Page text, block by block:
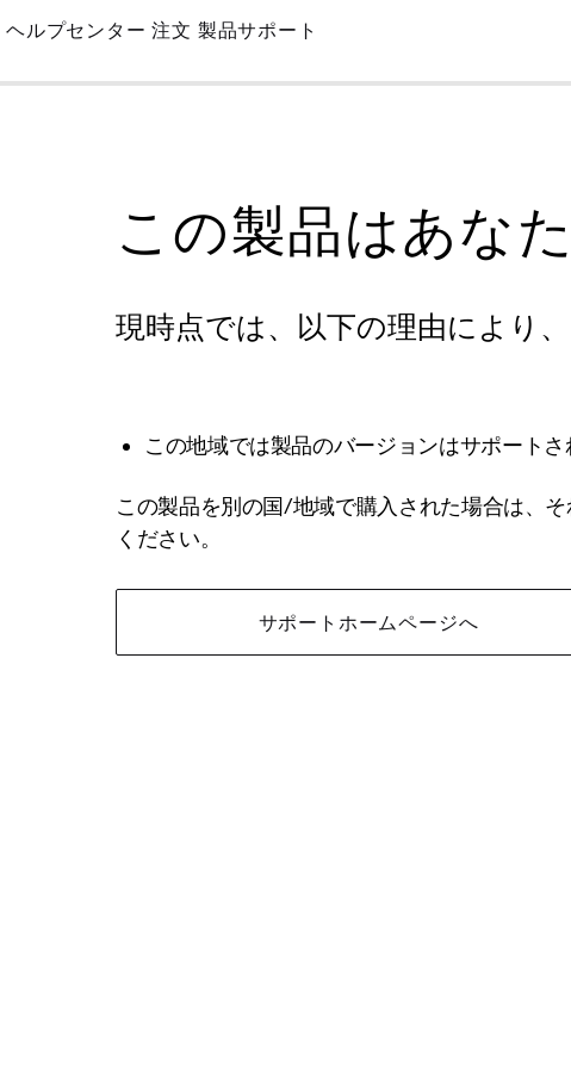
Skip
Main
ヘルプセンター 注文 製品サポート
この製品はあな
現時点では、以下の理由により
この地域では製品のバージョンはサポートさ
この製品を別の国/地域で購入された場合は、
ください。
サポートホームページへ